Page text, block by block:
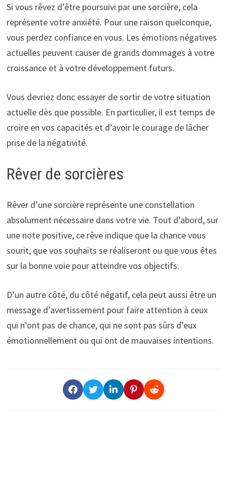
Si vous rêvez d’être poursuivi par une sorcière, cela
représente votre anxiété. Pour une raison quelconque,
vous perdez confiance en vous. Les émotions négatives
actuelles peuvent causer de grands dommages à votre
croissance et à votre développement futurs.
Vous devriez donc essayer de sortir de votre situation
actuelle dès que possible. En particulier, il est temps de
croire en vos capacités et d’avoir le courage de lâcher
prise de la négativité.
Rêver de sorcières
Rêver d’une sorcière représente une constellation
absolument nécessaire dans votre vie. Tout d’abord, sur
une note positive, ce rêve indique que la chance vous
sourit, que vos souhaits se réaliseront ou que vous êtes
sur la bonne voie pour atteindre vos objectifs.
D’un autre côté, du côté négatif, cela peut aussi être un
message d’avertissement pour faire attention à ceux
qui n’ont pas de chance, qui ne sont pas sûrs d’eux
émotionnellement ou qui ont de mauvaises intentions.